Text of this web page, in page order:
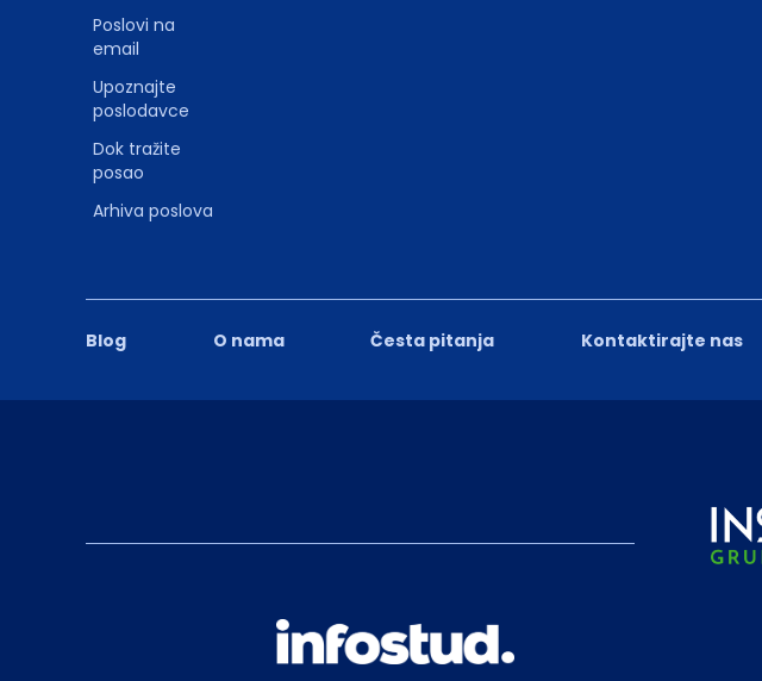
Blog O nama Česta pitanja Kontaktirajte nas
Poslovi na
email
Upoznajte
poslodavce
Dok tražite
posao
Arhiva poslova